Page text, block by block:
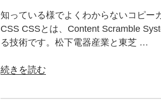
は”
の
知っている様でよくわからないコピー
CSS CSSとは、Content Scramble
る技術です。松下電器産業と東芝 …
“コ
ー
続きを読む